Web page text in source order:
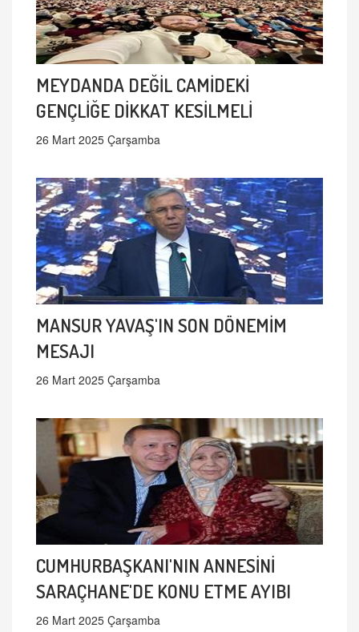
MEYDANDA DEĞİL CAMİDEKİ
GENÇLİĞE DİKKAT KESİLMELİ
26 Mart 2025 Çarşamba
MANSUR YAVAŞ'IN SON DÖNEMİM
MESAJI
26 Mart 2025 Çarşamba
CUMHURBAŞKANI'NIN ANNESİNİ
SARAÇHANE'DE KONU ETME AYIBI
26 Mart 2025 Çarşamba